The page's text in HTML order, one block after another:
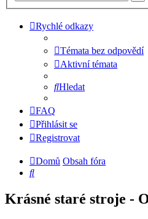
Rychlé odkazy
Témata bez odpovědí
Aktivní témata
Hledat
FAQ
Přihlásit se
Registrovat
Domů Obsah fóra
Hledat
Krásné staré stroje -